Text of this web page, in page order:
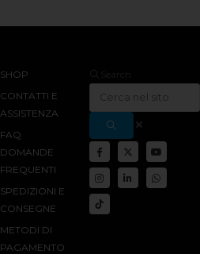
SHOP
CONTATTI E
ASSISTENZA
FAQ
DOMANDE
FREQUENTI
SPEDIZIONI E
CONSEGNE
METODI DI
PAGAMENTO